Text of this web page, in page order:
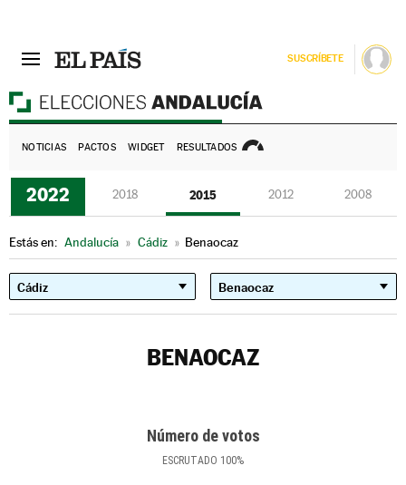
SUSCRÍBETE
NOTICIAS PACTOS WIDGET RESULTADOS
2022 2018 2015 2012 2008
Estás en: Andalucía » Cádiz » Benaocaz
BENAOCAZ
Número de votos
ESCRUTADO 100%